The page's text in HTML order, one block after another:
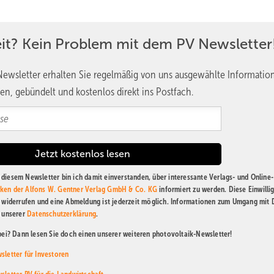
Matthias Karger.
in denen die Strompreise negativ sind. Denn dann bekommen
müssen aber – je nach Ausgestaltung der vertraglichen
Diese sind dann aber nicht erstattungsfähig, was die Liquidität
wiederum von den Strommengen abzugrenzen, die durch
vergütet wurden. Noch komplexer wird es, wenn der
Kein Problem mit dem PV
erhalten Sie regelmäßig von uns ausgewählte
gebündelt und kostenlos direkt ins Postfach.
diesem Newsletter bin ich damit einverstanden, über interessante Verlags- und Online-
der Alfons W. Gentner Verlag GmbH & Co. KG informiert zu werden. Diese
und eine Abmeldung ist jederzeit möglich. Informationen zum Umgang mit
Datenschutzerklärung.
Dann lesen Sie doch einen unserer weiteren photovoltaik-Newsletter!
für Investoren